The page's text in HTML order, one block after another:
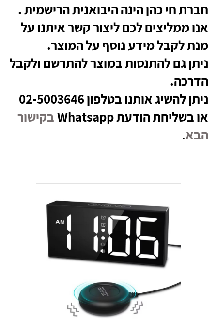
חברת חי כהן הינה היבואנית הרישמית .
אנו ממליצים לכם ליצור קשר איתנו על
מנת לקבל מידע נוסף על המוצר.
ניתן גם להתנסות במוצר להתרשם ולקבל
הדרכה.
ניתן להשיג אותנו בטלפון 02-5003646
או בשליחת הודעת Whatsapp
בקישור
הבא.